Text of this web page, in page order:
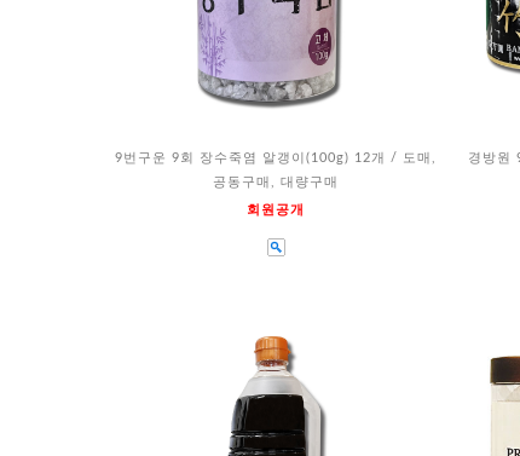
9번구운 9회 장수죽염 알갱이(100g) 12개 / 도매,
공동구매, 대량구매
회원공개
경방원